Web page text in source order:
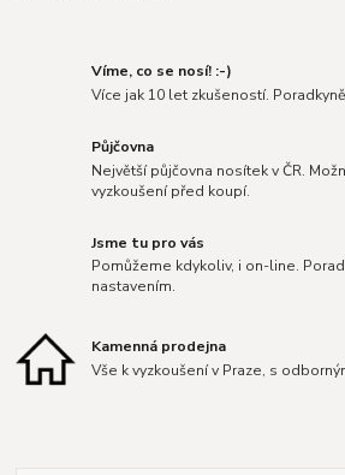
Víme, co se nosí! :-)
Více jak 10 let zkušeností.
Půjčovna
Největší půjčovna nosítek v ČR.
vyzkoušení před koupí.
Jsme tu pro vás
Pomůžeme kdykoliv, i on-line.
nastavením.
Kamenná prodejna
Vše k vyzkoušení v Praze, s